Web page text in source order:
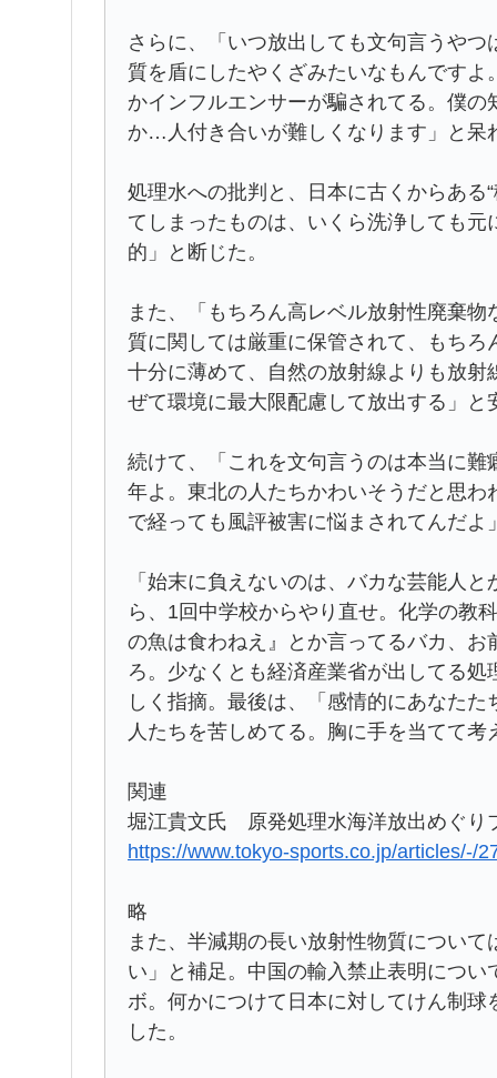
さらに、「いつ放出しても文句言うや
質を盾にしたやくざみたいなもんです
かインフルエンサーが騙されてる。僕
か…人付き合いが難しくなります」と呆
処理水への批判と、日本に古くからある
てしまったものは、いくら洗浄しても
的」と断じた。
また、「もちろん高レベル放射性廃棄
質に関しては厳重に保管されて、もち
十分に薄めて、自然の放射線よりも放
ぜて環境に最大限配慮して放出する」と
続けて、「これを文句言うのは本当に
年よ。東北の人たちかわいそうだと思
で経っても風評被害に悩まされてんだよ
「始末に負えないのは、バカな芸能人
ら、1回中学校からやり直せ。化学の教
の魚は食わねえ』とか言ってるバカ、
ろ。少なくとも経済産業省が出してる
しく指摘。最後は、「感情的にあなた
人たちを苦しめてる。胸に手を当てて考
関連
堀江貴文氏 原発処理水海洋放出めぐり
https://www.tokyo-sports.co.jp/articles/-/
略
また、半減期の長い放射性物質につい
い」と補足。中国の輸入禁止表明につ
ボ。何かにつけて日本に対してけん制
した。